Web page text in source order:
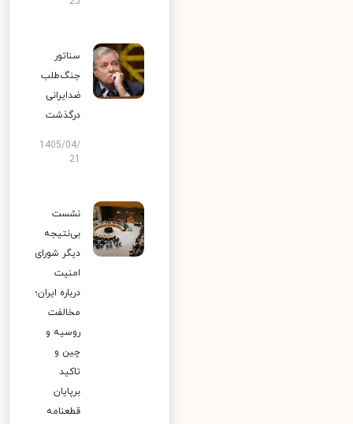
سناتور
جنگ‌طلب
ضدایرانی
درگذشت
1405/04/
نشست
بی‌نتیجه
دیگر شورای
امنیت
درباره ایران؛
مخالفت
روسیه و
چین و
تاکید
برپایان
قطعنامه